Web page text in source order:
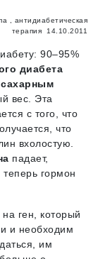
антидиабетическая
терапия
14.10.2011
90–95%
диабета
сахарным
вес. Эта
с того, что
что
вхолостую.
падает,
теперь гормон
ген, который
и необходим
им